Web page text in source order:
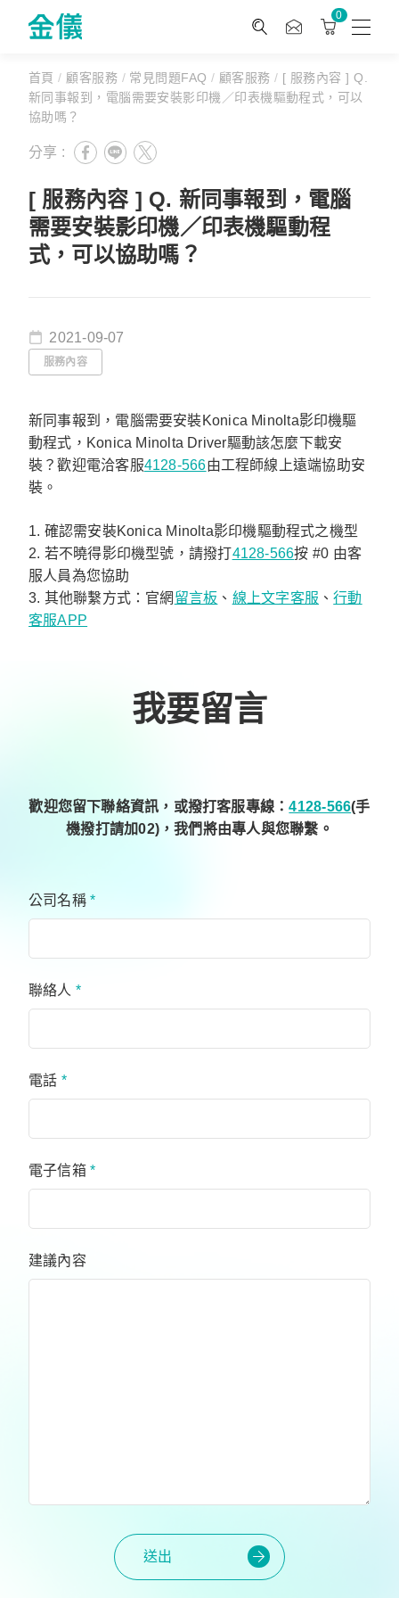
0
首頁/ 顧客服務 /常見問題FAQ/ 顧客服務/ [ 服務內容 ] Q.
新同事報到，電腦需要安裝影印機／印表機驅動程式，可以
協助嗎？
分享 :
[ 服務內容 ] Q. 新同事報到，電腦
需要安裝影印機／印表機驅動程
式，可以協助嗎？
2021-09-07
服務內容
新同事報到，電腦需要安裝Konica Minolta影印機驅
動程式，Konica Minolta Driver驅動該怎麼下載安
裝？歡迎電洽客服4128-566由工程師線上遠端協助安
裝。
1. 確認需安裝Konica Minolta影印機驅動程式之機型
2. 若不曉得影印機型號，請撥打4128-566按 #0 由客
服人員為您協助
3. 其他聯繫方式：官網 留言板 、 線上文字客服 、行動
客服APP
我要留言
歡迎您留下聯絡資訊，或撥打客服專線：4128-566(手
機撥打請加02)，我們將由專人與您聯繫。
公司名稱*
聯絡人 *
電話 *
電子信箱*
建議內容
送出